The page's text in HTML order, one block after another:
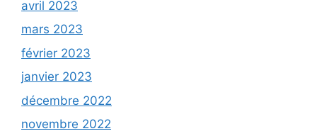
avril 2023
mars 2023
février 2023
janvier 2023
décembre 2022
novembre 2022